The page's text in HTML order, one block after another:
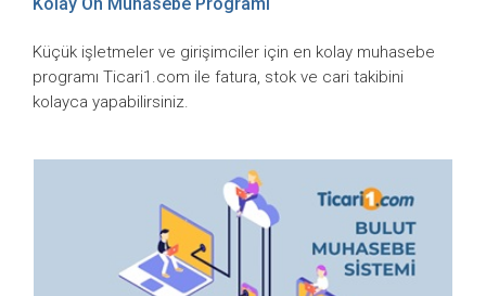
Küçük işletmeler ve girişimciler için en kolay muhasebe
programı Ticari1.com ile fatura, stok ve cari takibini
kolayca yapabilirsiniz.